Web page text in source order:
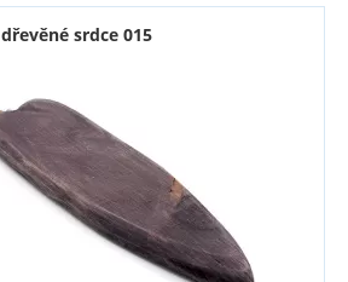
dřevěné srdce 015